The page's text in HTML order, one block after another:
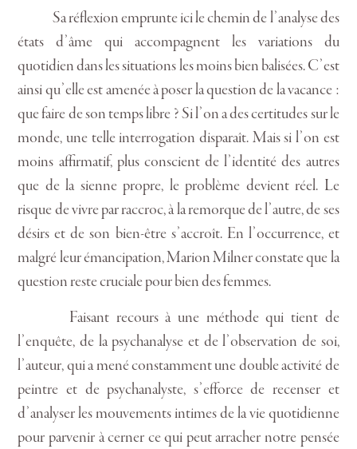
Sa réflexion emprunte ici le chemin de l’analyse des
états d’âme qui accompagnent les variations du
quotidien dans les situations les moins bien balisées. C’est
ainsi qu’elle est amenée à poser la question de la vacance :
que faire de son temps libre ? Si l’on a des certitudes sur le
monde, une telle interrogation disparaît. Mais si l’on est
moins affirmatif, plus conscient de l’identité des autres
que de la sienne propre, le problème devient réel. Le
risque de vivre par raccroc, à la remorque de l’autre, de ses
désirs et de son bien-être s’accroît. En l’occurrence, et
malgré leur émancipation, Marion Milner constate que la
question reste cruciale pour bien des femmes.
Faisant recours à une méthode qui tient de
l’enquête, de la psychanalyse et de l’observation de soi,
l’auteur, qui a mené constamment une double activité de
peintre et de psychanalyste, s’efforce de recenser et
d’analyser les mouvements intimes de la vie quotidienne
pour parvenir à cerner ce qui peut arracher notre pensée